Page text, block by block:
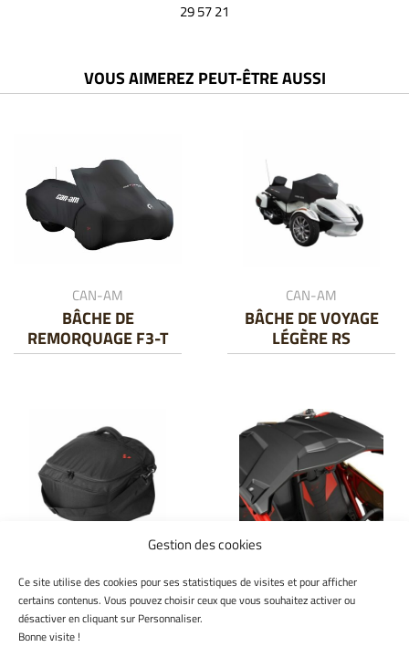
Gestion des cookies
Ce site utilise des cookies pour ses statistiques de visites et pour afficher
certains contenus. Vous pouvez choisir ceux que vous souhaitez activer ou
désactiver en cliquant sur Personnaliser.
Bonne visite !
29 57 21
VOUS AIMEREZ PEUT-ÊTRE AUSSI
CAN-AM
BÂCHE DE
REMORQUAGE F3-T
CAN-AM
BÂCHE DE VOYAGE
LÉGÈRE RS
CAN-AM
SAC INTERNE POUR
TOPCASE
CAN-AM
TOIT SPORT MAVERICK